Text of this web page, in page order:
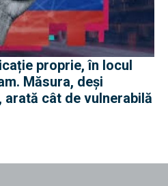
proprie, în locul
Măsura, deși
arată cât de vulnerabilă